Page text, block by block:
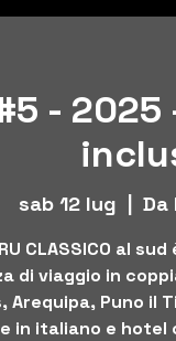
- 2025
sab 12 lug Da
CLASSICO al
di viaggio in
Arequipa, Puno il
in italiano e